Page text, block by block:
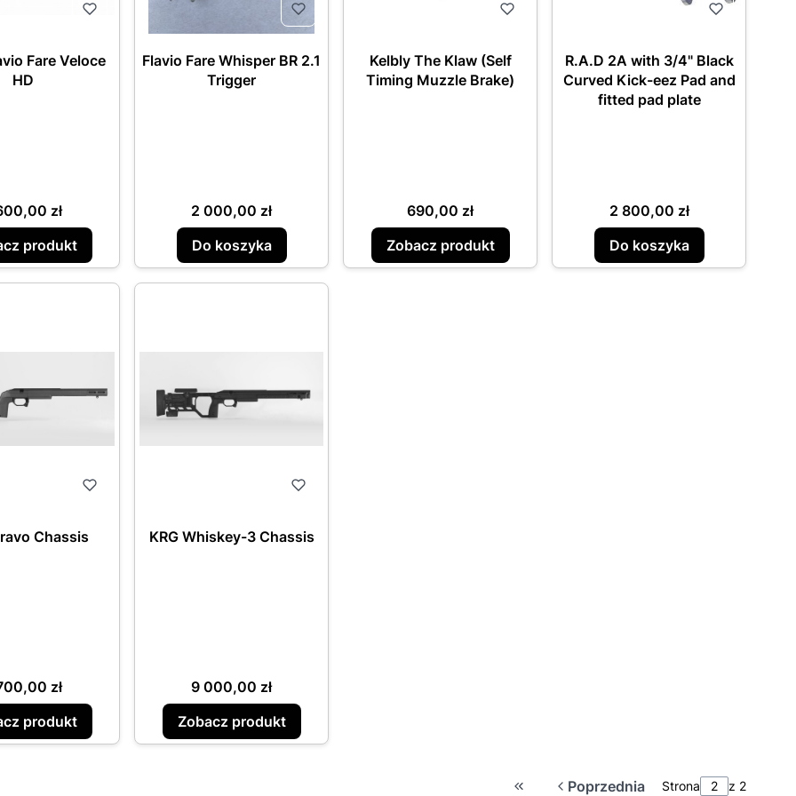
Fare Veloce
HD
zł
produkt
Flavio Fare Whisper BR 2.1
Trigger
Cena
2 000,00 zł
Do koszyka
Kelbly The Klaw (Self
Timing Muzzle Brake)
Cena
690,00 zł
Zobacz produkt
R.A.D 2A with 3/4" Black
Curved Kick-eez Pad and
fitted pad plate
Cena
2 800,00 zł
Do koszyka
Chassis
zł
produkt
KRG Whiskey-3 Chassis
Cena
9 000,00 zł
Zobacz produkt
Poprzednia Strona z 2